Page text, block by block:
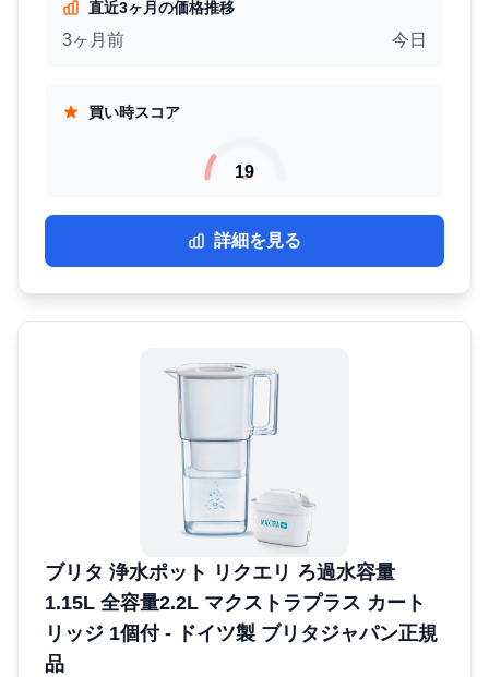
直近3ヶ月の価格推移
3ヶ月前 今日
買い時スコア
19
詳細を見る
ブリタ 浄水ポット リクエリ ろ過水容量
1.15L 全容量2.2L マクストラプラス カート
リッジ 1個付 - ドイツ製 ブリタジャパン正規
品